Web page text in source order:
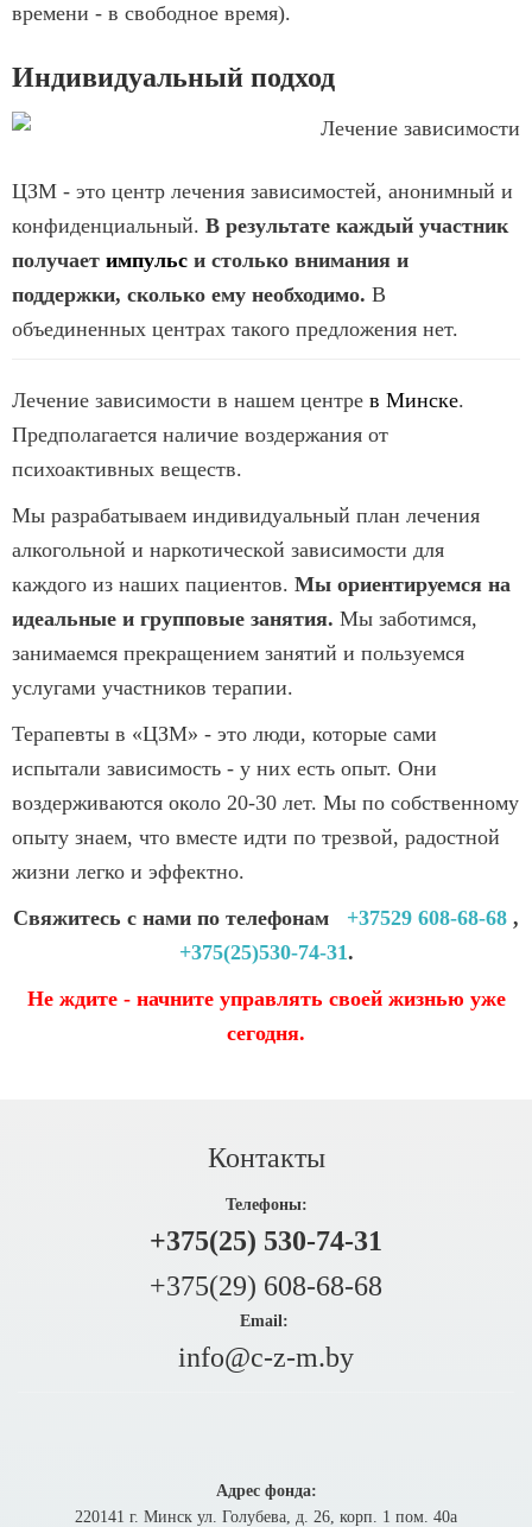
времени - в свободное время).
Индивидуальный подход
ЦЗМ - это центр лечения зависимостей, анонимный и
конфиденциальный. В результате каждый участник
получает импульс и столько внимания и
поддержки, сколько ему необходимо. В
объединенных центрах такого предложения нет.
Лечение зависимости в нашем центре в Минске.
Предполагается наличие воздержания от
психоактивных веществ.
Мы разрабатываем индивидуальный план лечения
алкогольной и наркотической зависимости для
каждого из наших пациентов. Мы ориентируемся на
идеальные и групповые занятия. Мы заботимся,
занимаемся прекращением занятий и пользуемся
услугами участников терапии.
Терапевты в «ЦЗМ» - это люди, которые сами
испытали зависимость - у них есть опыт. Они
воздерживаются около 20-30 лет. Мы по собственному
опыту знаем, что вместе идти по трезвой, радостной
жизни легко и эффектно.
Свяжитесь с нами по телефонам
+37529 608-68-68 ,
+375(25)530-74-31.
Не ждите - начните управлять своей жизнью уже
сегодня.
Контакты
Телефоны:
+375(25) 530-74-31
+375(29) 608-68-68
Email:
info@c-z-m.by
Адрес фонда:
220141 г. Минск ул. Голубева, д. 26, корп. 1 пом. 40а